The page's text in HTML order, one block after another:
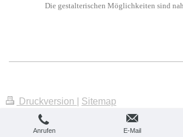
Die gestalterischen Möglichkeiten sind
Druckversion
Sitemap
© Westerwälder Holzkontor
Anrufen E-Mail